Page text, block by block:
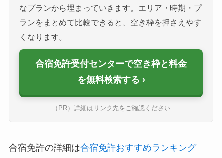
なプランから埋まっていきます。エリア・時期・プ
ランをまとめて比較できると、空き枠を押さえやす
くなります。
合宿免許受付センターで空き枠と料金
を無料検索する
（PR）詳細はリンク先をご確認ください
合宿免許の詳細は合宿免許おすすめランキング